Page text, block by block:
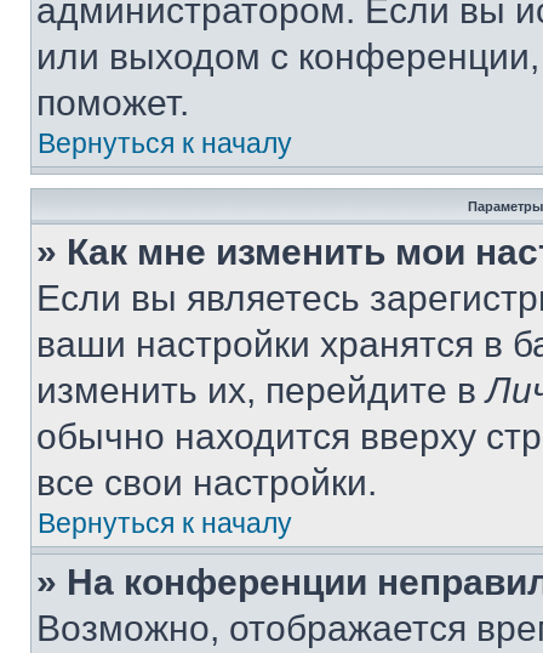
администратором. Если вы
или выходом с
поможет.
Вернуться к началу
Параметры
» Как мне изменить мои
Если вы являетесь
ваши настройки хранятся в
изменить их, перейдите в
обычно находится вверху
все свои настройки.
Вернуться к началу
» На конференции
Возможно, отображается